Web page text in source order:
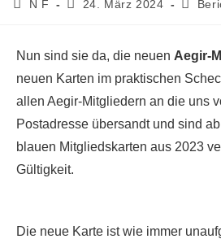
Beitrags-
N F
Beitrag
24. März 2024
Nun sind sie da, die neuen Aegir-
neuen Karten im praktischen
allen Aegir-Mitgliedern an die uns
Postadresse übersandt und sind
blauen Mitgliedskarten aus 2023
Gültigkeit.
Die neue Karte ist wie immer